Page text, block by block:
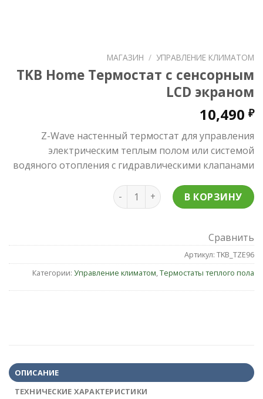
МАГАЗИН / УПРАВЛЕНИЕ КЛИМАТОМ
TKB Home Термостат с сенсорным
LCD экраном
10,490 ₽
Z-Wave настенный термостат для управления
электрическим теплым полом или системой
водяного отопления с гидравлическими клапанами
Количество TKB Home
В КОРЗИНУ
Сравнить
Артикул: TKB_TZE96
Категории: Управление климатом Термостаты теплого пола
ОПИСАНИЕ
ТЕХНИЧЕСКИЕ ХАРАКТЕРИСТИКИ